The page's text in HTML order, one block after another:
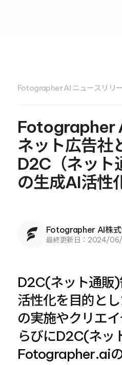
Fotographer AI ニュースリリ
Fotographer
ネット広告社
D2C（ネット
の生成AI活性
Fotographer AI株
最終更新日： 2024/
D2C(ネット通販
活性化を目的と
の実施やクリエ
らびにD2C(ネッ
Fotographer.ai